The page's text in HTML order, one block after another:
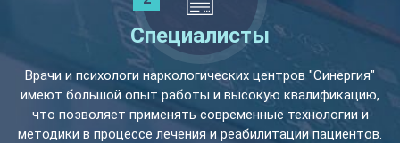
Специалисты
Врачи и психологи наркологических центров "Синергия"
имеют большой опыт работы и высокую квалификацию,
что позволяет применять современные технологии и
методики в процессе лечения и реабилитации пациентов.